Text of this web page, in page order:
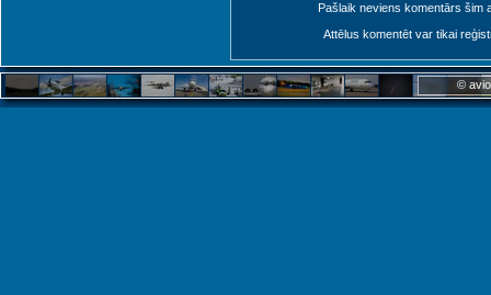
Pašlaik neviens komentārs šim
Attēlus komentēt var tikai
©